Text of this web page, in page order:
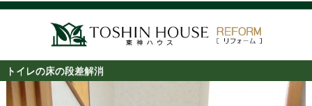
トイレの床の段差解消